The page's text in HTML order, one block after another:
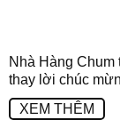
Nhà Hàng Chum
thay lời chúc
XEM THÊM